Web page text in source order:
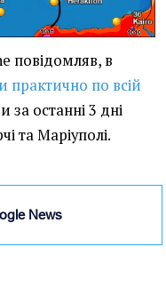
повідомляв, в
практично по всій
за останні 3 дні
та Маріуполі.
News